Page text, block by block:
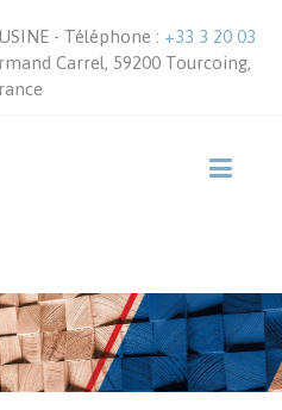
- Téléphone : +33 3 20 03
Carrel, 59200 Tourcoing,